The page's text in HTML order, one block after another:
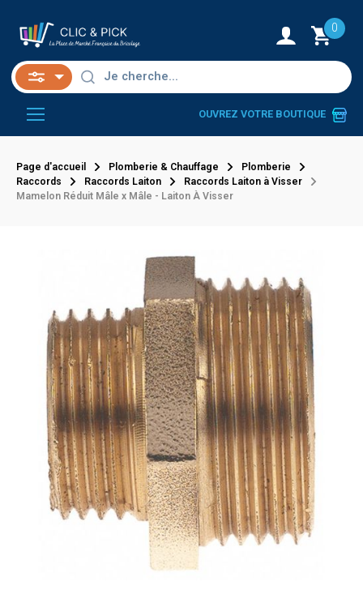
0
OUVREZ VOTRE BOUTIQUE
Page d'accueil Plomberie & Chauffage
Plomberie
Raccords
Raccords Laiton
Raccords Laiton à Visser
Mamelon Réduit Mâle x Mâle - Laiton À Visser